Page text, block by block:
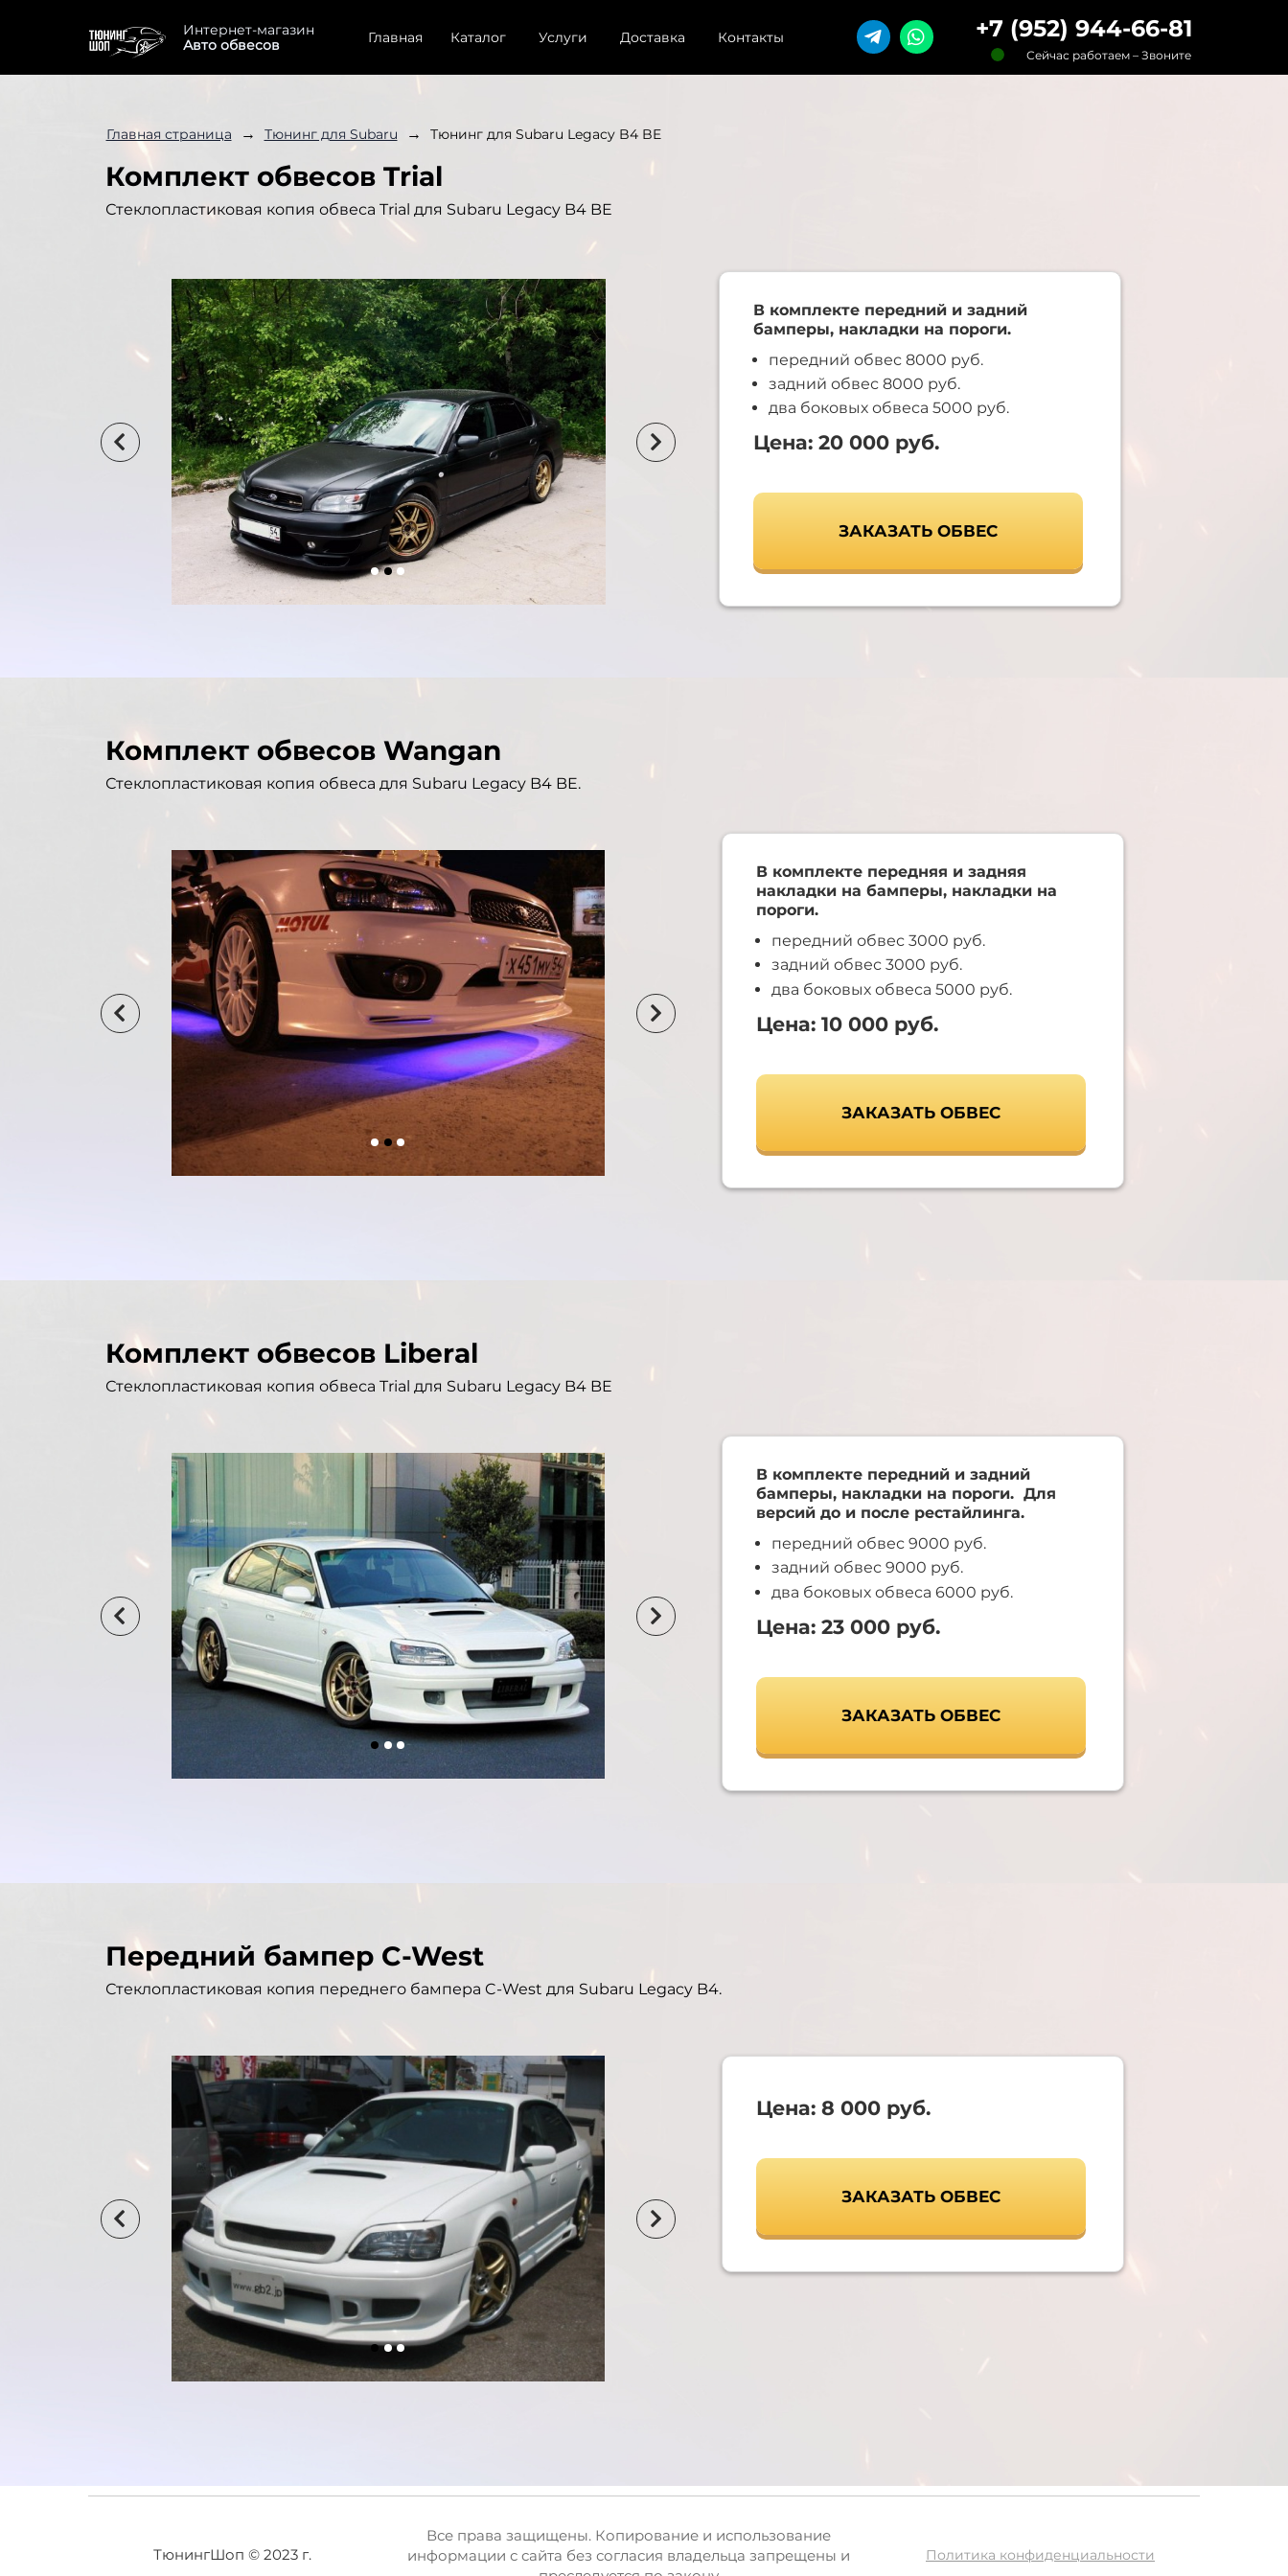
Интернет-магазин
Авто обвесов
Главная Каталог Услуги Доставка Контакты +7 (952) 944-66-81
Сейчас работаем – Звоните
Главная страница → Тюнинг для Subaru → Тюнинг для Subaru Legacy B4 BE
Комплект обвесов Trial
Стеклопластиковая копия обвеса Trial для Subaru Legacy B4 BE
В комплекте передний и задний
бамперы, накладки на пороги.
передний обвес 8000 руб.
задний обвес 8000 руб.
два боковых обвеса 5000 руб.
Цена: 20 000 руб.
ЗАКАЗАТЬ ОБВЕС
Комплект обвесов Wangan
Стеклопластиковая копия обвеса для Subaru Legacy B4 BE.
В комплекте передняя и задняя
накладки на бамперы, накладки на
пороги.
передний обвес 3000 руб.
задний обвес 3000 руб.
два боковых обвеса 5000 руб.
Цена: 10 000 руб.
ЗАКАЗАТЬ ОБВЕС
Комплект обвесов Liberal
Стеклопластиковая копия обвеса Trial для Subaru Legacy B4 BE
В комплекте передний и задний
бамперы, накладки на пороги. Для
версий до и после рестайлинга.
передний обвес 9000 руб.
задний обвес 9000 руб.
два боковых обвеса 6000 руб.
Цена: 23 000 руб.
ЗАКАЗАТЬ ОБВЕС
Передний бампер C-West
Стеклопластиковая копия переднего бампера C-West для Subaru Legacy B4.
Цена: 8 000 руб.
ЗАКАЗАТЬ ОБВЕС
ТюнингШоп © 2023 г.
Все права защищены. Копирование и использование
информации с сайта без согласия владельца запрещены и
Политика конфиденциальности